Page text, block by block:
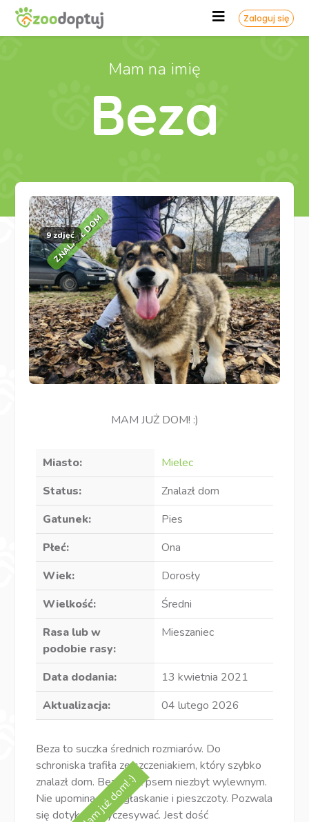
Zaloguj się
Mam na imię
Beza
ZNALAZŁ DOM
9 zdjęć
MAM JUŻ DOM! :)
Miasto:
Mielec
Status:
Znalazł dom
Gatunek:
Pies
Płeć:
Ona
Wiek:
Dorosły
Wielkość:
Średni
Rasa lub w
podobie rasy:
Mieszaniec
Data dodania:
13 kwietnia 2021
Aktualizacja:
04 lutego 2026
Mam już dom! :)
Beza to suczka średnich rozmiarów. Do
schroniska trafiła ze szczeniakiem, który szybko
znalazł dom. Beza jest psem niezbyt wylewnym.
Nie upomina się o głaskanie i pieszczoty. Pozwala
się dotykać i wyczesywać. Jest dość